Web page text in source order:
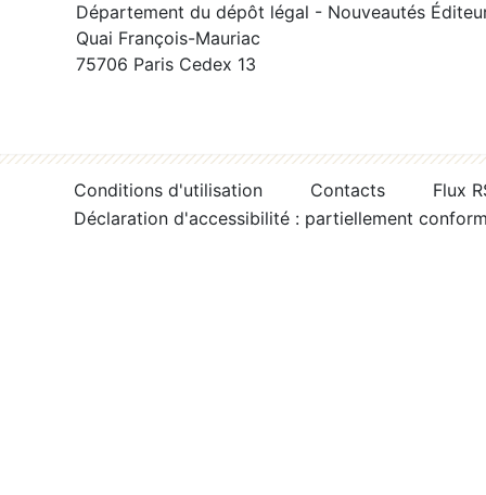
Département du dépôt légal - Nouveautés
Quai François-Mauriac
75706 Paris Cedex 13
Conditions d'utilisation Contacts
Flux
Déclaration d'accessibilité : partiellement